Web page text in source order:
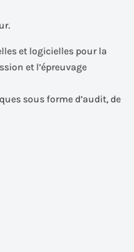
et logicielles pour la
et l’épreuvage
sous forme d’audit, de